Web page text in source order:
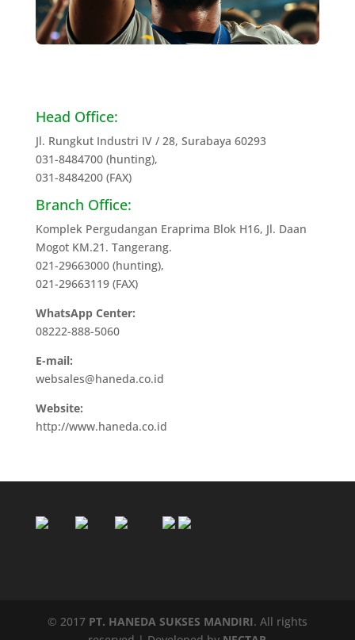
Head Office:
Jl. Rungkut Industri IV / 28, Surabaya 60293
031-8484700 (hunting),
031-8484200 (FAX)
Branch Office:
Komplek Pergudangan Eraprima Blok H16, Jl. Daan
Mogot KM.21. Tangerang.
021-29663000 (hunting),
021-29663119 (FAX)
WhatsApp Center:
08222-888-5060
E-mail:
websales@haneda.co.id
Website:
http://www.haneda.co.id
© 2017 PT. HANEDA SUKSES MANDIRI. All rights